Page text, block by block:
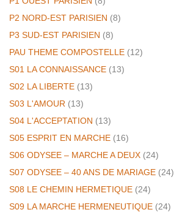
P2 NORD-EST PARISIEN (8)
P3 SUD-EST PARISIEN (8)
PAU THEME COMPOSTELLE (12)
S01 LA CONNAISSANCE (13)
S02 LA LIBERTE (13)
S03 L'AMOUR (13)
S04 L'ACCEPTATION (13)
S05 ESPRIT EN MARCHE (16)
S06 ODYSEE – MARCHE A DEUX (24)
S07 ODYSEE – 40 ANS DE MARIAGE (24)
S08 LE CHEMIN HERMETIQUE (24)
S09 LA MARCHE HERMENEUTIQUE (24)